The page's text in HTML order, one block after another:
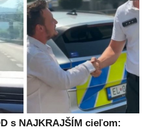
s NAJKRAJŠÍM cieľom: